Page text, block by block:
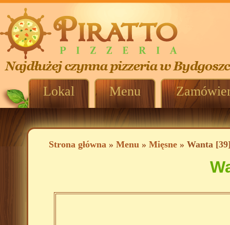
Lokal Menu
Strona główna » Menu » Mięsne » Wanta